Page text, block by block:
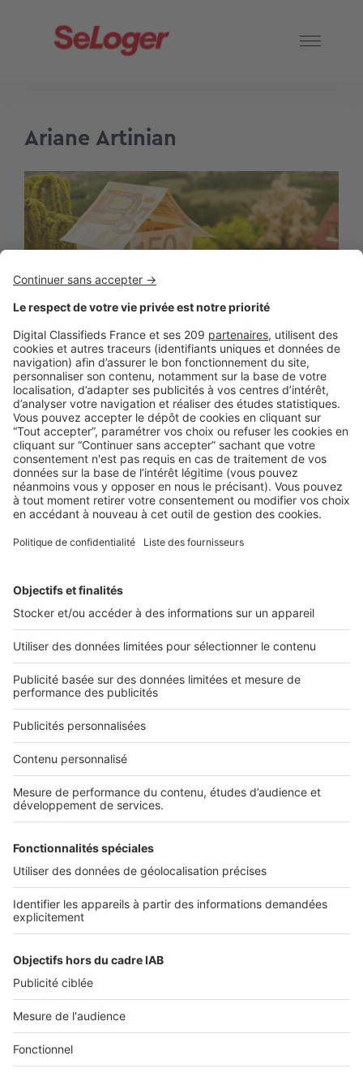
Ariane Artinian
AU QUOTIDIEN,LE MARCHÉ
Investissement : 3 cas pratiques pour
bien conseiller vos clients
Le placement immobilier permet de se constituer un capital
mais aussi de diminuer ses impôts... Pour y ...
2 rue des Italiens 75009 Paris
01 53 38 80 00
Nos solutions pro
Actualités pro
Nous contacter
Connexion à My SeLoger Pro
Espace Presse